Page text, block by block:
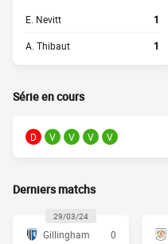
E. Nevitt 1
A. Thibaut 1
Série en cours
D V V V V
Derniers matchs
29/03/24
Gillingham
0